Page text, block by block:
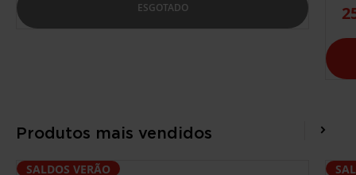
ESGOTADO
Produtos mais vendidos
SALDOS VERÃO